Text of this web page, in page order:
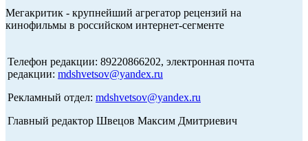
Мегакритик - крупнейший агрегатор рецензий на
кинофильмы в российском интернет-сегменте
Телефон редакции: 89220866202, электронная почта
редакции: mdshvetsov@yandex.ru
Рекламный отдел: mdshvetsov@yandex.ru
Главный редактор Швецов Максим Дмитриевич